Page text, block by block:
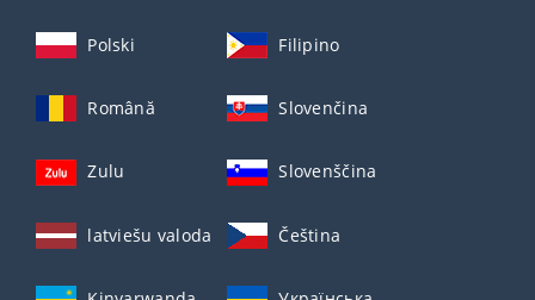
Polski Filipino
Română Slovenčina
Zulu Slovenščina
latviešu valoda Čeština